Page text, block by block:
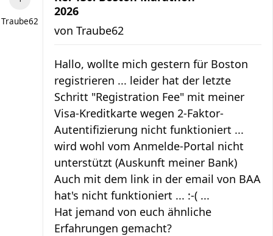
Traube62
2026
von Traube62
Hallo, wollte mich gestern für Boston
registrieren ... leider hat der letzte
Schritt "Registration Fee" mit meiner
Visa-Kreditkarte wegen 2-Faktor-
Autentifizierung nicht funktioniert ...
wird wohl vom Anmelde-Portal nicht
unterstützt (Auskunft meiner Bank)
Auch mit dem link in der email von BAA
hat's nicht funktioniert ... :-( ...
Hat jemand von euch ähnliche
Erfahrungen gemacht?